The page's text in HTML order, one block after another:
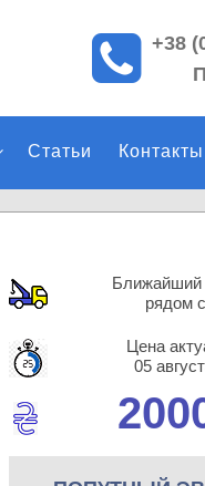
+38
Статьи Контакты
Ближайший
рядом
Цена
05